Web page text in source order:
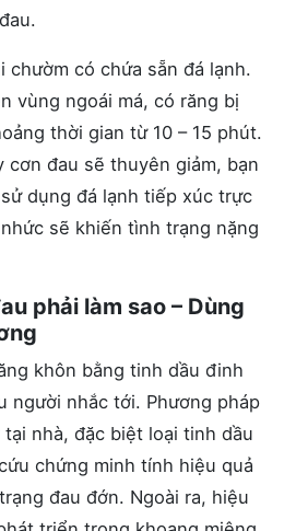
chườm có chứa sẵn đá lạnh.
vùng ngoái má, có răng bị
thời gian từ 10 – 15 phút.
cơn đau sẽ thuyên giảm, bạn
dụng đá lạnh tiếp xúc trực
sẽ khiến tình trạng nặng
phải làm sao – Dùng
khôn bằng tinh dầu đinh
người nhắc tới. Phương pháp
nhà, đặc biệt loại tinh dầu
chứng minh tính hiệu quả
đau đớn. Ngoài ra, hiệu